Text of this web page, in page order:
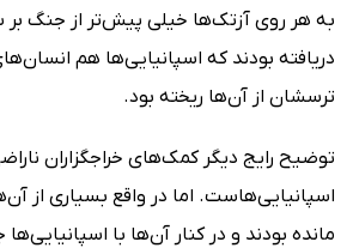
به هر روی آزتک‌ها خیلی پیش‌تر از جنگ بر
دریافته بودند که اسپانیایی‌ها هم
ترسشان از آن‌ها ریخته بود.
توضیح رایج دیگر کمک‌های خراجگزاران
اسپانیایی‌هاست. اما در واقع بسیاری از
مانده بودند و در کنار آن‌ها با